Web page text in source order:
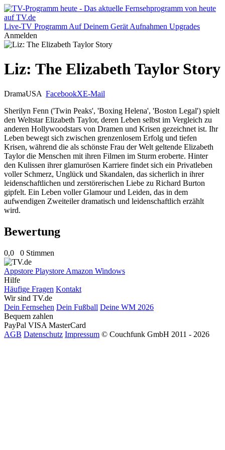
Live-TV Programm Auf Deinem Gerät Aufnahmen Upgrades
Anmelden
Liz: The Elizabeth Taylor Story
DramaUSA FacebookXE-Mail
Sherilyn Fenn ('Twin Peaks', 'Boxing Helena', 'Boston Legal') spielt
den Weltstar Elizabeth Taylor, deren Leben selbst im Vergleich zu
anderen Hollywoodstars von Dramen und Krisen gezeichnet ist. Ihr
Leben bewegt sich zwischen grenzenlosem Erfolg und tiefen
Krisen, während die als schönste Frau der Welt geltende Elizabeth
Taylor die Menschen mit ihren Filmen im Sturm eroberte. Hinter
den Kulissen ihrer glamurösen Karriere findet sich ein Privatleben
voller Schmerz, Unglück und Skandalen, das sicherlich in ihrer
leidenschaftlichen und zerstörerischen Liebe zu Richard Burton
gipfelt. Ein Leben voller Glamour und Leiden, das in dem
aufwendigen Zweiteiler dramatisch und leidenschaftlich erzählt
wird.
Bewertung
0,0 0 Stimmen
Appstore Playstore Amazon Windows
Hilfe
Häufige Fragen Kontakt
Wir sind TV.de
Dein Fernsehen Dein Fußball Deine WM 2026
Bequem zahlen
PayPal VISA MasterCard
AGB Datenschutz Impressum © Couchfunk GmbH 2011 - 2026